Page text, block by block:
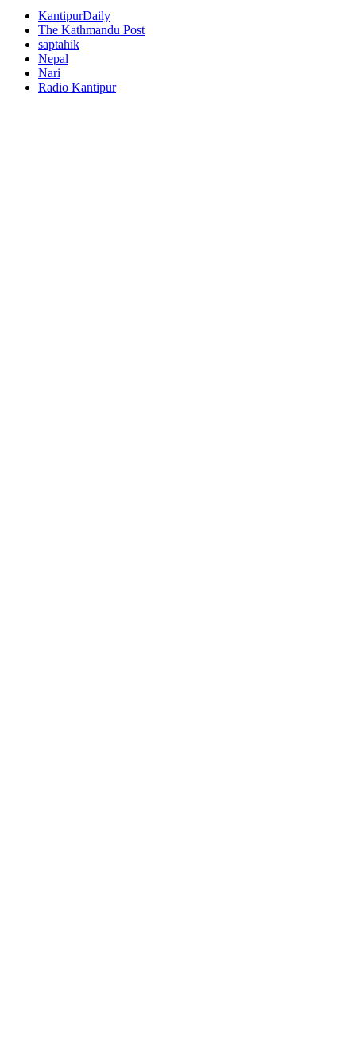
KantipurDaily
The Kathmandu Post
saptahik
Nepal
Nari
Radio Kantipur